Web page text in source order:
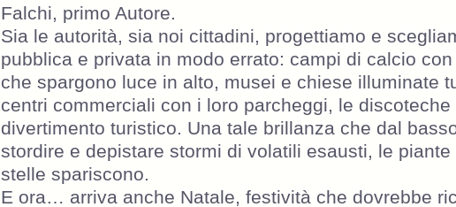
Falchi, primo Autore.
Sia le autorità, sia noi cittadini, progettiamo e
pubblica e privata in modo errato: campi di calcio
che spargono luce in alto, musei e chiese illuminate
centri commerciali con i loro parcheggi, le
divertimento turistico. Una tale brillanza che dal
stordire e depistare stormi di volatili esausti, le
stelle spariscono.
E ora… arriva anche Natale, festività che dovrebbe